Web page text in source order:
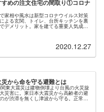
すめの注文住宅の間取り①コロナ
家相や風水は新型コロナウイルス対策
よる玄関、トイレ、台所キッチンを裏
デメリット。家を建てる重要人気成功
2020.12.27
から命を守る避難とは
東大震災は建物倒壊より台風の火災旋
災害に。東日本大震災から高齢者の避
が渋滞を無くし津波から守る。正常バ